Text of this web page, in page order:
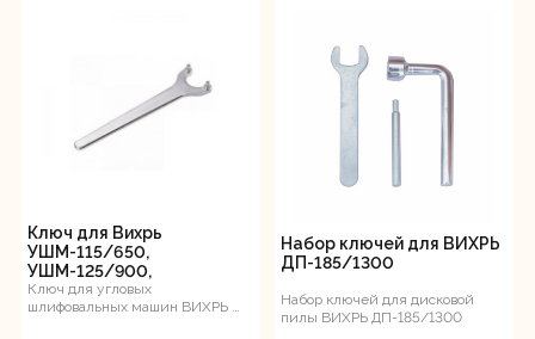
Ключ для Вихрь
УШМ-115/650,
УШМ-125/900,
УШМ-125/1100,
УШМ-150/1300 JLW, KEY
Ключ для угловых
шлифовальных машин ВИХРЬ ​
Набор ключей для ВИХРЬ
ДП-185/1300
Набор ключей для дисковой
пилы ВИХРЬ ДП-185/1300
Забыли пароль?